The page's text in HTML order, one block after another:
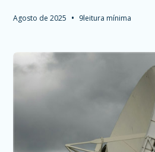
Agosto de 2025 • 9leitura mínima